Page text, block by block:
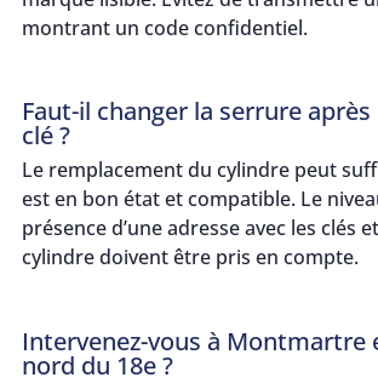
montrant un code confidentiel.
Faut-il changer la serrure
clé ?
Le remplacement du cylindre peut
est en bon état et compatible. Le
présence d’une adresse avec les clés
cylindre doivent être pris en compte.
Intervenez-vous à Montmartre
nord du 18e ?